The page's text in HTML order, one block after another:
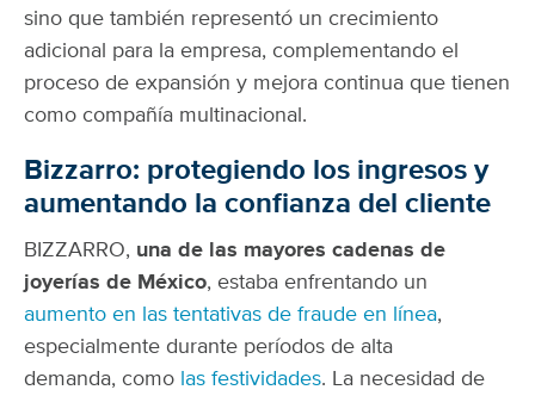
sino que también representó un crecimiento
adicional para la empresa, complementando el
proceso de expansión y mejora continua que tienen
como compañía multinacional.
Bizzarro: protegiendo los ingresos y
aumentando la confianza del cliente
BIZZARRO, una de las mayores cadenas de
joyerías de México, estaba enfrentando un
aumento en las tentativas de fraude en línea,
especialmente durante períodos de alta
demanda, como las festividades. La necesidad de